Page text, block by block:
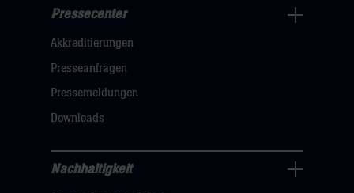
Navigation
öffnen,
dann
hier
Pressecenter
Akkreditierungen
Presseanfragen
Pressemeldungen
Downloads
Nachhaltigkeit
Nachhaltigkeit